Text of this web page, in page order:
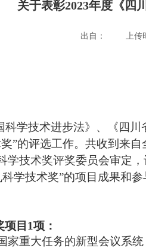
关于表彰2023年度《四
出自： 上传
学技术进步法》、《四川
”的评选工作。共收到来
学技术奖评奖委员会审定
学技术奖”的项目成果和
项目 1项：
家重大任务的新型会议系统